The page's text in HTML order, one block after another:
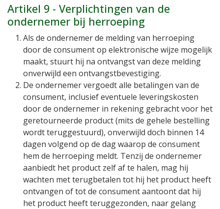
Artikel 9 - Verplichtingen van de
ondernemer bij herroeping
Als de ondernemer de melding van herroeping
door de consument op elektronische wijze mogelijk
maakt, stuurt hij na ontvangst van deze melding
onverwijld een ontvangstbevestiging.
De ondernemer vergoedt alle betalingen van de
consument, inclusief eventuele leveringskosten
door de ondernemer in rekening gebracht voor het
geretourneerde product (mits de gehele bestelling
wordt teruggestuurd), onverwijld doch binnen 14
dagen volgend op de dag waarop de consument
hem de herroeping meldt. Tenzij de ondernemer
aanbiedt het product zelf af te halen, mag hij
wachten met terugbetalen tot hij het product heeft
ontvangen of tot de consument aantoont dat hij
het product heeft teruggezonden, naar gelang